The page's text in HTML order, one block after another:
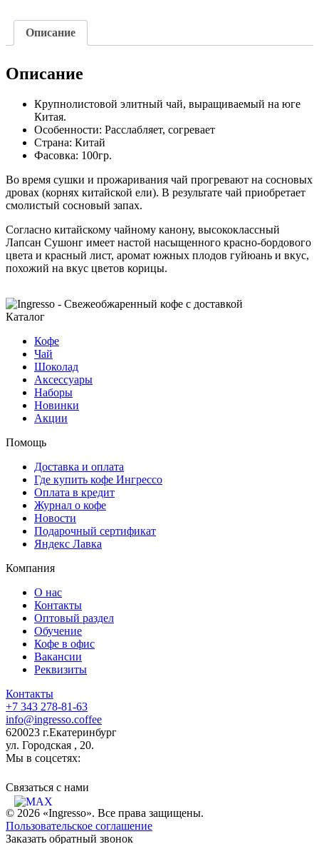
Описание
Описание
Крупнолистовой элитный чай, выращиваемый на юге
Китая.
Особенности: Расслабляет, согревает
Страна: Китай
Фасовка: 100гр.
Во время сушки и прожаривания чай прогревают на сосновых
дровах (корнях китайской ели). В результате чай приобретает
смолистый сосновый запах.
Согласно китайскому чайному канону, высококлассный
Лапсан Сушонг имеет настой насыщенного красно-бордового
цвета и красный лист, аромат южных плодов гуйюань и вкус,
похожий на вкус цветов корицы.
Каталог
Кофе
Чай
Шоколад
Аксессуары
Наборы
Новинки
Акции
Помощь
Доставка и оплата
Где купить кофе Ингрессо
Оплата в кредит
Журнал о кофе
Новости
Подарочный сертификат
Яндекс Лавка
Компания
О нас
Контакты
Оптовый раздел
Обучение
Кофе в офис
Вакансии
Реквизиты
Контакты
+7 343 278-81-63
info@ingresso.coffee
620023 г.Екатеринбург
ул. Городская , 20.
Мы в соцсетях:
Связаться c нами
© 2026 «Ingresso». Все права защищены.
Пользовательское соглашение
Заказать обратный звонок